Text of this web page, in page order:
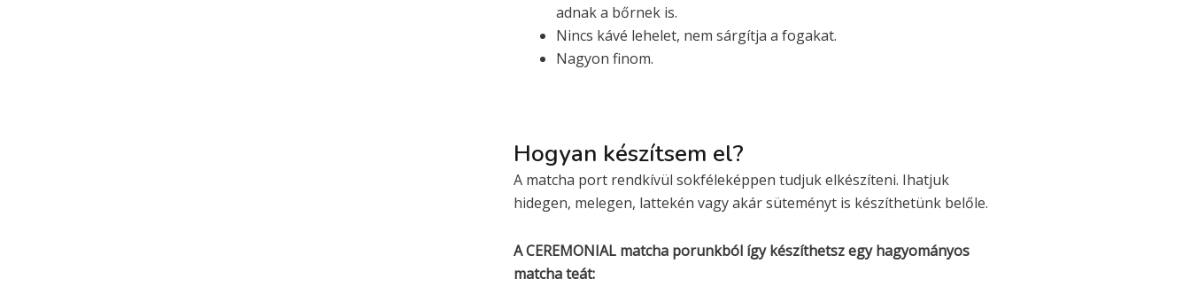
adnak a bőrnek is.
Nincs kávé lehelet, nem sárgítja a fogakat.
Nagyon finom.
Hogyan készítsem el?
A matcha port rendkívül sokféleképpen tudjuk elkészíteni. Ihatjuk
hidegen, melegen, lattekén vagy akár süteményt is készíthetünk belőle.
A CEREMONIAL matcha porunkból így készíthetsz egy hagyományos
matcha teát: